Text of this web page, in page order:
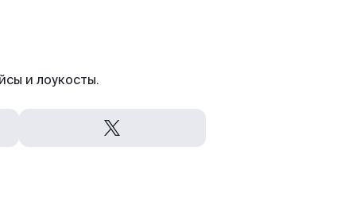
и лоукосты.